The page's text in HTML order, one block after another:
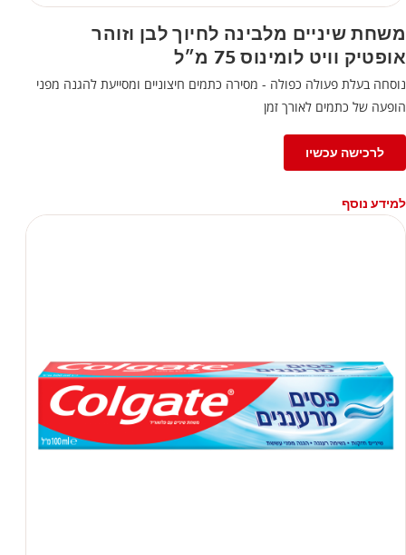
משחת שיניים מלבינה לחיוך לבן וזוהר
אופטיק וויט לומינוס 75 מ״ל
נוסחה בעלת פעולה כפולה - מסירה כתמים חיצוניים ומסייעת להגנה מפני
הופעה של כתמים לאורך זמן
לרכישה עכשיו
למידע נוסף